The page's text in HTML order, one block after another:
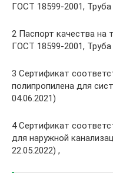
ГОСТ 18599-2001,
2 Паспорт качества на
ГОСТ 18599-2001,
3 Сертификат
полипропилена для
04.06.2021)
4 Сертификат
для наружной
22.05.2022) ,